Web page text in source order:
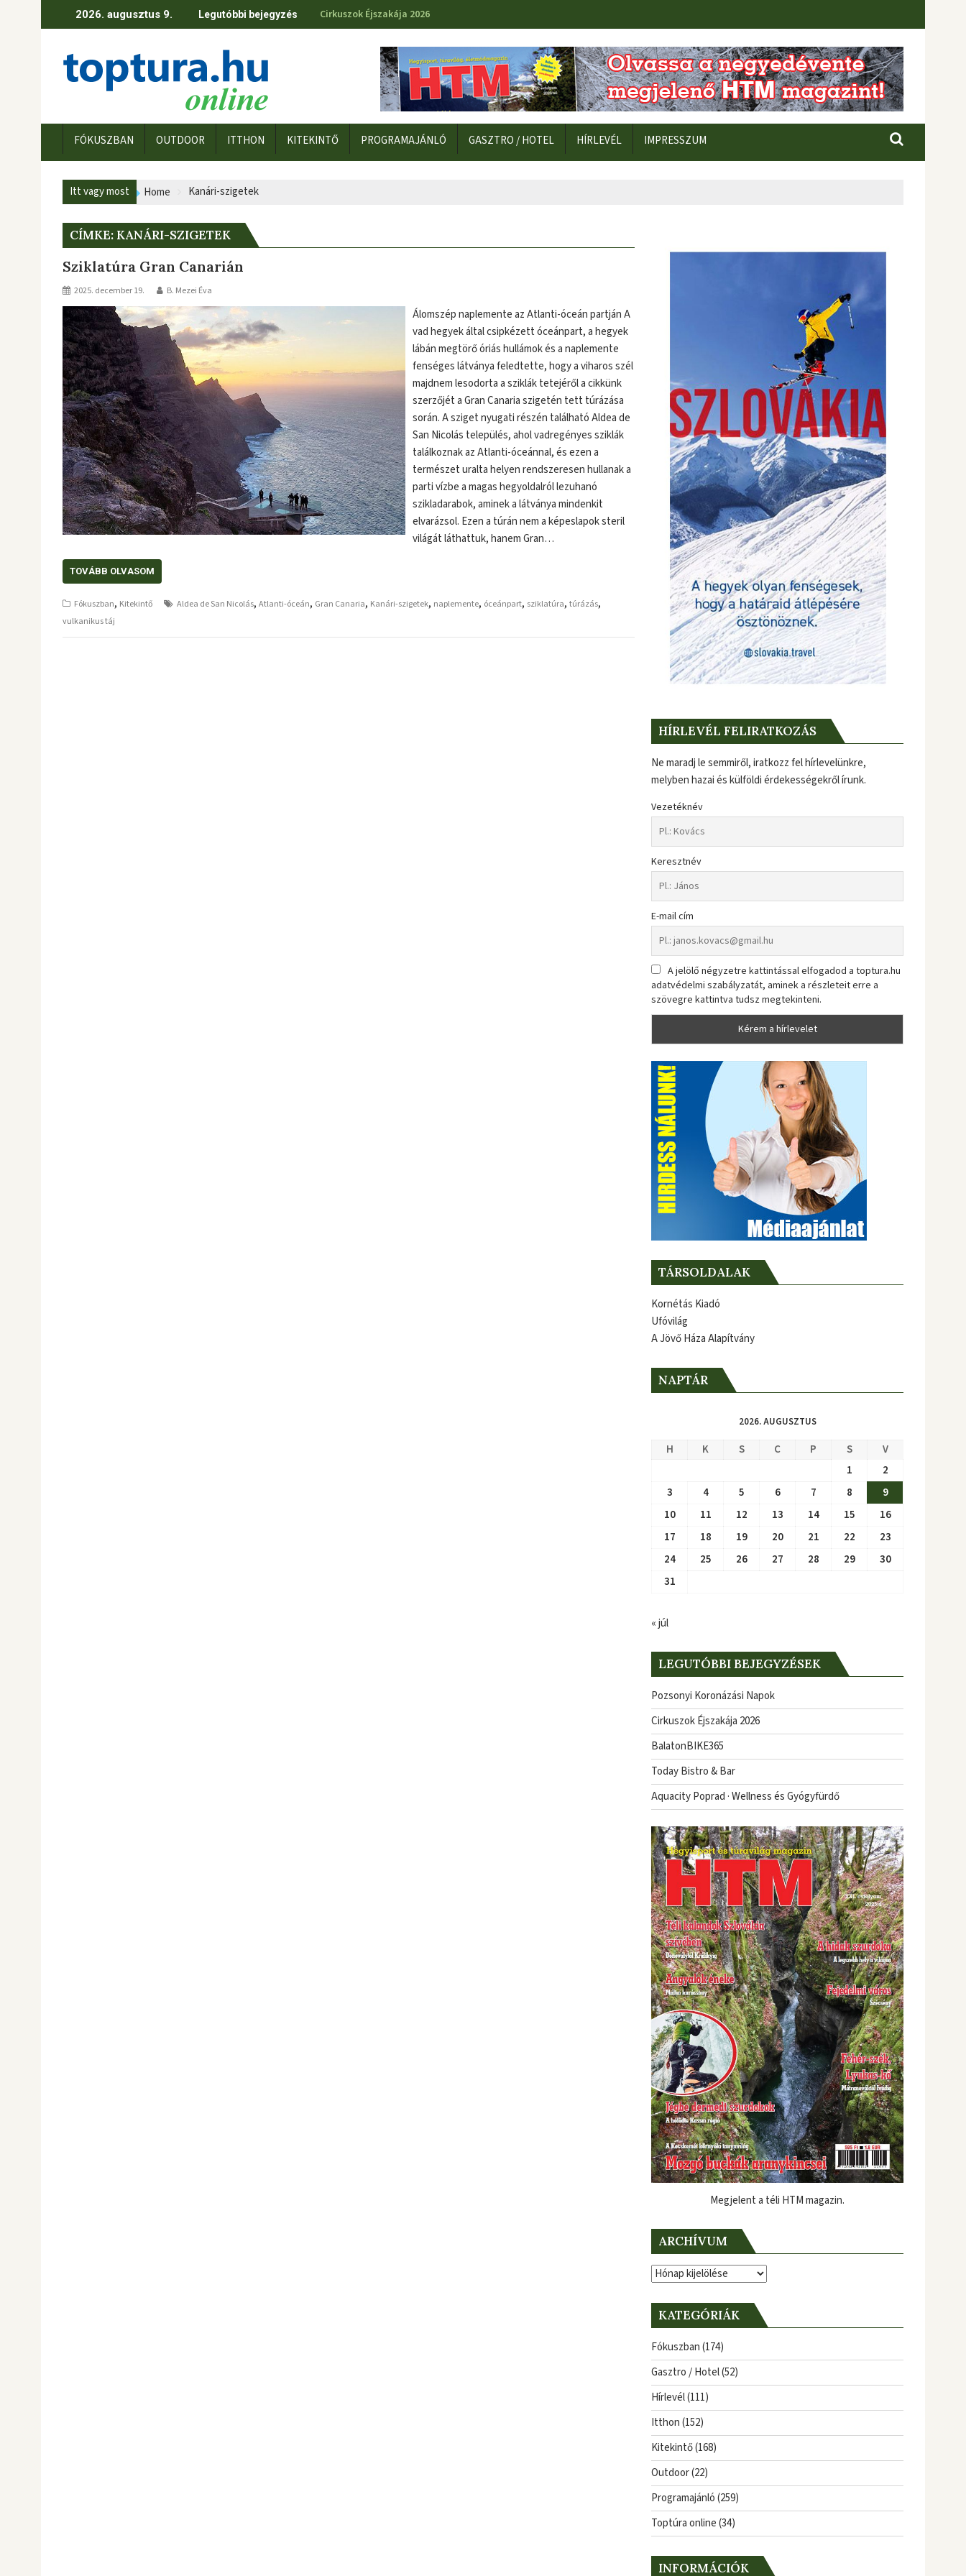
2026. augusztus 9. Legutóbbi bejegyzés Cirkuszok Éjszakája 2026
FÓKUSZBAN OUTDOOR ITTHON KITEKINTŐ PROGRAMAJÁNLÓ GASZTRO / HOTEL HÍRLEVÉL IMPRESSZUM
Itt vagy most Home Kanári-szigetek
CÍMKE: KANÁRI-SZIGETEK
Sziklatúra Gran Canarián
2025. december 19. B. Mezei Éva
Álomszép naplemente az Atlanti-óceán partján A
vad hegyek által csipkézett óceánpart, a hegyek
lábán megtörő óriás hullámok és a naplemente
fenséges látványa feledtette, hogy a viharos szél
majdnem lesodorta a sziklák tetejéről a cikkünk
szerzőjét a Gran Canaria szigetén tett túrázása
során. A sziget nyugati részén található Aldea de
San Nicolás település, ahol vadregényes sziklák
találkoznak az Atlanti-óceánnal, és ezen a
természet uralta helyen rendszeresen hullanak a
parti vízbe a magas hegyoldalról lezuhanó
szikladarabok, aminek a látványa mindenkit
elvarázsol. Ezen a túrán nem a képeslapok steril
világát láthattuk, hanem Gran…
TOVÁBB OLVASOM
Fókuszban, Kitekintő Aldea de San Nicolás, Atlanti-óceán, Gran Canaria, Kanári-szigetek, naplemente, óceánpart, sziklatúra, túrázás,
vulkanikus táj
HÍRLEVÉL FELIRATKOZÁS
Ne maradj le semmiről, iratkozz fel hírlevelünkre,
melyben hazai és külföldi érdekességekről írunk.
Vezetéknév
Keresztnév
E-mail cím
A jelölő négyzetre kattintással elfogadod a toptura.hu
adatvédelmi szabályzatát, aminek a részleteit erre a
szövegre kattintva tudsz megtekinteni.
TÁRSOLDALAK
Kornétás Kiadó
Ufóvilág
A Jövő Háza Alapítvány
NAPTÁR
2026. AUGUSZTUS
H K S C P S
V
1
2
3
4 5 6 7 8
9
10
11 12 13 14 15
16
17
18 19 20 21 22
23
24
25 26 27 28 29
30
31
« júl
LEGUTÓBBI BEJEGYZÉSEK
Pozsonyi Koronázási Napok
Cirkuszok Éjszakája 2026
BalatonBIKE365
Today Bistro & Bar
Aquacity Poprad · Wellness és Gyógyfürdő
Megjelent a téli HTM magazin.
ARCHÍVUM
Archívum
KATEGÓRIÁK
Fókuszban(174)
Gasztro / Hotel(52)
Hírlevél(111)
Itthon(152)
Kitekintő(168)
Outdoor(22)
Programajánló(259)
Toptúra online(34)
INFORMÁCIÓK